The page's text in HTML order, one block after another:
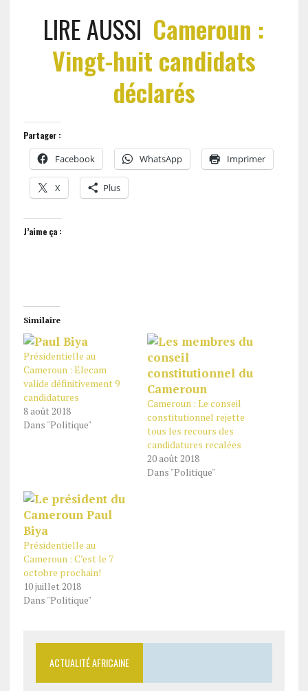
LIRE AUSSI Cameroun :
Vingt-huit candidats
déclarés
Partager :
Facebook WhatsApp Imprimer
X Plus
J’aime ça :
Similaire
Présidentielle au
Cameroun : Elecam
valide définitivement 9
candidatures
8 août 2018
Dans "Politique"
Cameroun : Le conseil
constitutionnel rejette
tous les recours des
candidatures recalées
20 août 2018
Dans "Politique"
Présidentielle au
Cameroun : C’est le 7
octobre prochain!
10 juillet 2018
Dans "Politique"
ACTUALITÉ AFRICAINE